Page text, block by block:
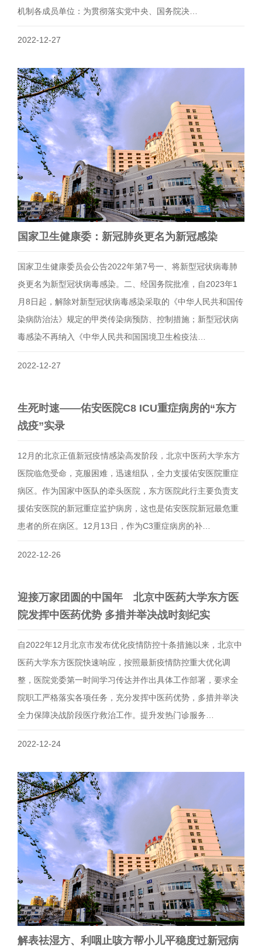
机制各成员单位：为贯彻落实党中央、国务院决…
2022-12-27
国家卫生健康委：新冠肺炎更名为新冠感染
国家卫生健康委员会公告2022年第7号一、将新型冠状病毒肺
炎更名为新型冠状病毒感染。二、经国务院批准，自2023年1
月8日起，解除对新型冠状病毒感染采取的《中华人民共和国传
染病防治法》规定的甲类传染病预防、控制措施；新型冠状病
毒感染不再纳入《中华人民共和国国境卫生检疫法…
2022-12-27
生死时速——佑安医院C8 ICU重症病房的“东方
战疫”实录
12月的北京正值新冠疫情感染高发阶段，北京中医药大学东方
医院临危受命，克服困难，迅速组队，全力支援佑安医院重症
病区。作为国家中医队的牵头医院，东方医院此行主要负责支
援佑安医院的新冠重症监护病房，这也是佑安医院新冠最危重
患者的所在病区。12月13日，作为C3重症病房的补…
2022-12-26
迎接万家团圆的中国年 北京中医药大学东方医
院发挥中医药优势 多措并举决战时刻纪实
自2022年12月北京市发布优化疫情防控十条措施以来，北京中
医药大学东方医院快速响应，按照最新疫情防控重大优化调
整，医院党委第一时间学习传达并作出具体工作部署，要求全
院职工严格落实各项任务，充分发挥中医药优势，多措并举决
全力保障决战阶段医疗救治工作。提升发热门诊服务…
2022-12-24
解表祛湿方、利咽止咳方帮小儿平稳度过新冠病